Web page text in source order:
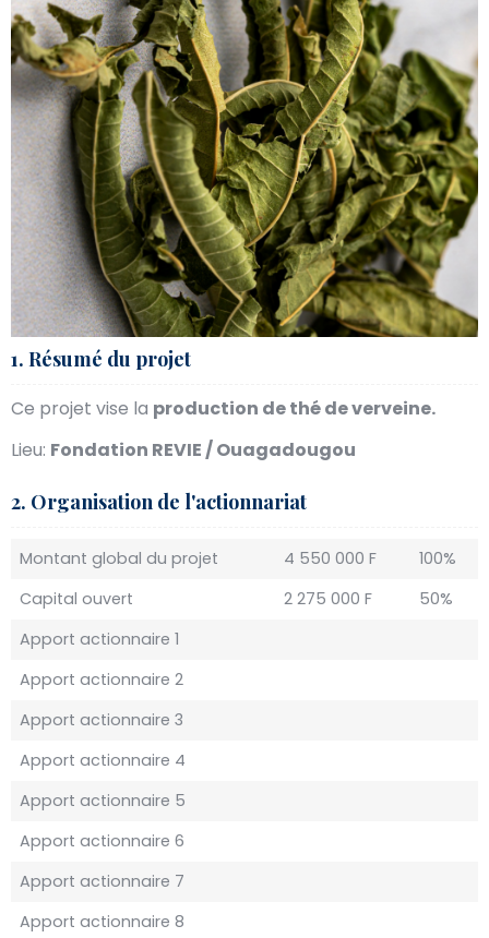
1. Résumé du projet
Ce projet vise la production de thé de verveine.
Lieu: Fondation REVIE / Ouagadougou
2. Organisation de l'actionnariat
Montant global du projet 4 550 000 F
100%
Capital ouvert
2 275 000 F
50%
Apport actionnaire 1
Apport actionnaire 2
Apport actionnaire 3
Apport actionnaire 4
Apport actionnaire 5
Apport actionnaire 6
Apport actionnaire 7
Apport actionnaire 8